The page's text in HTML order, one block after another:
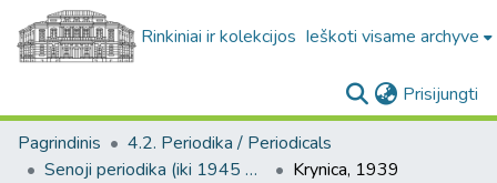
Rinkiniai ir kolekcijos Ieškoti visame archyve
Prisijungti
Pagrindinis
4.2. Periodika / Periodicals
Senoji periodika (iki 1945 m.) / Old periodicals (pre-1945)
Krynica, 1939